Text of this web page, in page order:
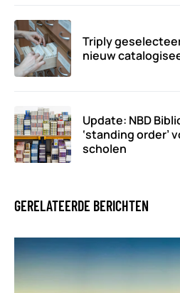
Triply
nieuw
Update: NBD
‘standing order’
scholen
GERELATEERDE BERICHTEN